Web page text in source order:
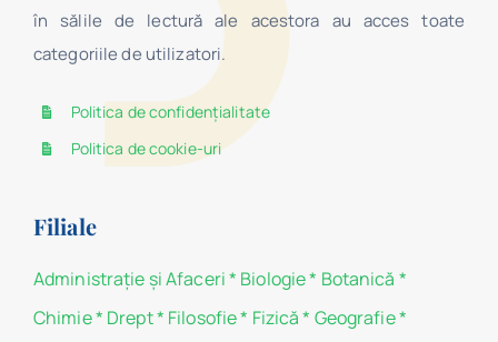
în sălile de lectură ale acestora au acces toate
categoriile de utilizatori.
Politica de confidențialitate
Politica de cookie-uri
Filiale
Administraţie şi Afaceri* Biologie* Botanică *
Chimie* Drept* Filosofie* Fizică * Geografie*